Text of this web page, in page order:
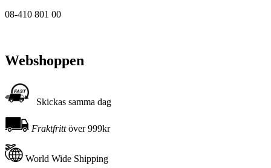
08-410 801 00
Webshoppen
Skickas samma dag
Fraktfrittöver 999kr
World Wide Shipping